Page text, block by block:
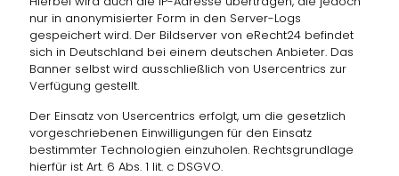
nur in anonymisierter Form in den Server-Logs
gespeichert wird. Der Bildserver von eRecht24 befindet
sich in Deutschland bei einem deutschen Anbieter. Das
Banner selbst wird ausschließlich von Usercentrics zur
Verfügung gestellt.
Der Einsatz von Usercentrics erfolgt, um die gesetzlich
vorgeschriebenen Einwilligungen für den Einsatz
bestimmter Technologien einzuholen. Rechtsgrundlage
hierfür ist Art. 6 Abs. 1 lit. c DSGVO.